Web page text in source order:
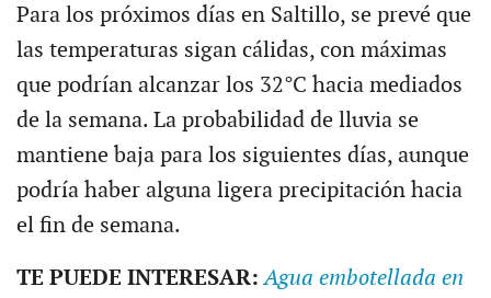
Para los próximos días en Saltillo, se prevé que
las temperaturas sigan cálidas, con máximas
que podrían alcanzar los 32°C hacia mediados
de la semana. La probabilidad de lluvia se
mantiene baja para los siguientes días, aunque
podría haber alguna ligera precipitación hacia
el fin de semana.
TE PUEDE INTERESAR:Agua embotellada en